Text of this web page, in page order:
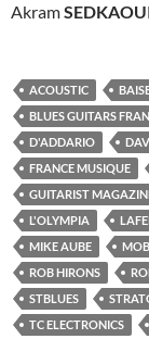
Akram
ACOUSTIC
BLUES GUITARS
D'ADDARIO
FRANCE MUSIQUE
GUITARIST
L'OLYMPIA
MIKE AUBE
ROB HIRONS
STBLUES
TC ELECTRONICS